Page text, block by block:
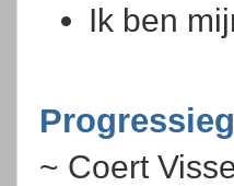
Ik ben
~ Coert